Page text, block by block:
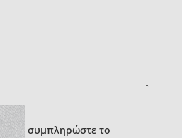
συμπληρώστε το